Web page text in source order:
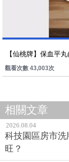
【仙桃牌】保血平
觀看次數 43,003次
相關文章
2026.08.04
科技園區房市
旺？